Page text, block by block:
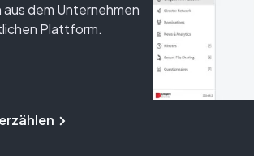
dem Unternehmen
Plattform.